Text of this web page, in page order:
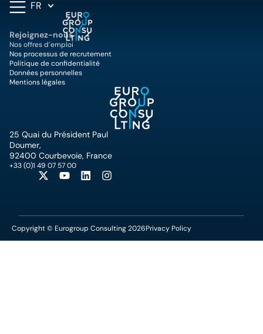
FR
25 Quai du Président Paul
Doumer,
92400 Courbevoie, France
+33 (0)1 49 07 57 00
Rejoignez-nous
Nos offres d’emploi
Nos processus de recrutement
Politique de confidentialité
Données personnelles
Mentions légales
Copyright © Eurogroup Consulting 2026Privacy Policy